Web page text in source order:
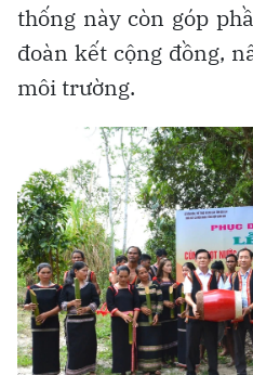
thống này còn góp
đoàn kết cộng đồng,
môi trường.